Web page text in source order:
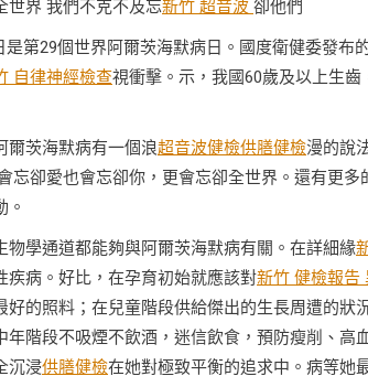
世界 我們不克不及忘新竹 超音波 卻他們
是第29個世界阿爾茨海默病日。國度衛健委發
自律神經檢查視衝擊。示，我國60歲及以上生
爾茨海默病有一個浪超音波健檢供膳健檢漫的說
忘卻愛也會忘卻你，更會忘卻全世界。還有更
。
物學通道都能夠與阿爾茨海默病有關。在詳細緣
疾病。好比，在孕育初始就應該對新竹 健檢報告
好的照料；在兒童階段供給傑出的生長周遭的
年階段不吸煙不飲酒，迷信飲食，預防瘦削、
沉浸供膳健檢在她對極致平衡的追求中。病等她